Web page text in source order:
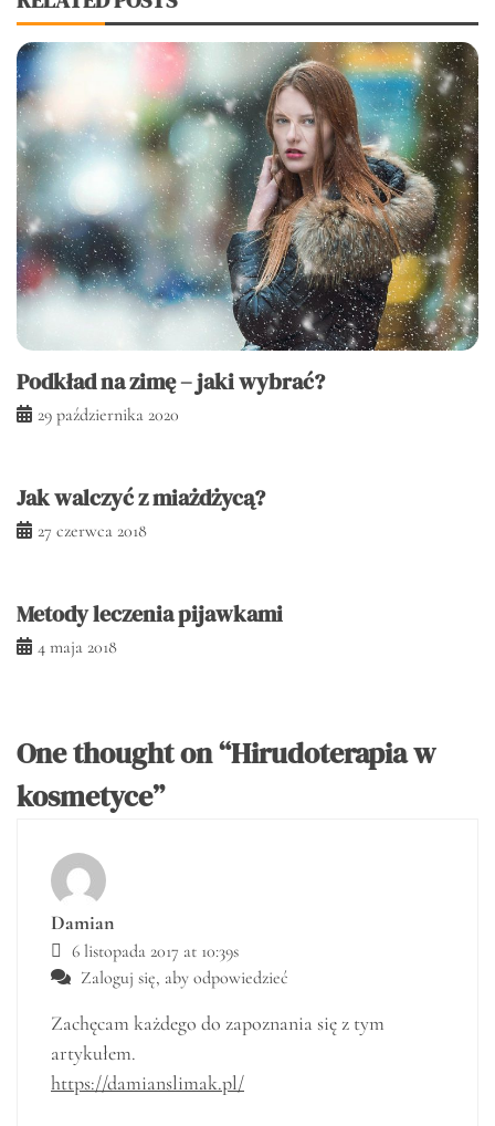
Podkład na zimę – jaki wybrać?
29 października 2020
Jak walczyć z miażdżycą?
27 czerwca 2018
Metody leczenia pijawkami
4 maja 2018
One thought on “Hirudoterapia w
kosmetyce”
Damian
6 listopada 2017 at 10:39s
Zaloguj się, aby odpowiedzieć
Zachęcam każdego do zapoznania się z tym
artykułem.
https://damianslimak.pl/